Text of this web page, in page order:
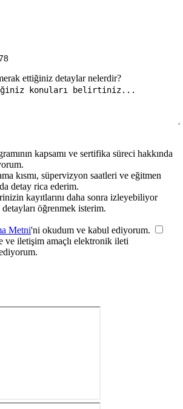
ettiğiniz detaylar nelerdir?
kapsamı ve sertifika süreci hakkında
kısmı, süpervizyon saatleri ve eğitmen
detay rica ederim.
kayıtlarını daha sonra izleyebiliyor
öğrenmek isterim.
Metni'ni okudum ve kabul ediyorum.
ve iletişim amaçlı elektronik ileti